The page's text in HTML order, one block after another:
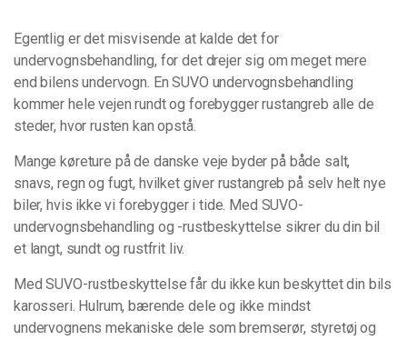
Egentlig er det misvisende at kalde det for
undervognsbehandling, for det drejer sig om meget mere
end bilens undervogn. En SUVO undervognsbehandling
kommer hele vejen rundt og forebygger rustangreb alle de
steder, hvor rusten kan opstå.
Mange køreture på de danske veje byder på både salt,
snavs, regn og fugt, hvilket giver rustangreb på selv helt nye
biler, hvis ikke vi forebygger i tide. Med SUVO-
undervognsbehandling og -rustbeskyttelse sikrer du din bil
et langt, sundt og rustfrit liv.
Med SUVO-rustbeskyttelse får du ikke kun beskyttet din bils
karosseri. Hulrum, bærende dele og ikke mindst
undervognens mekaniske dele som bremserør, styretøj og